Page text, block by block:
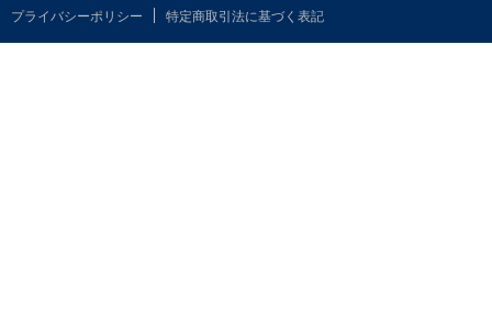
プライバシーポリシー 特定商取引法に基づく表記